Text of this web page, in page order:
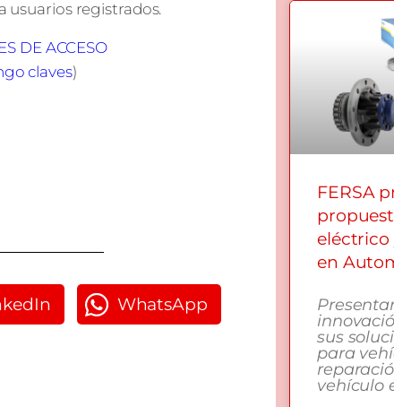
usuarios registrados.
DE ACCESO
claves)
WhatsApp
FERSA
eléctrico
en
sus
para
vehículo